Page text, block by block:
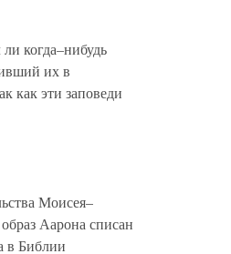
когда–нибудь
их в
как эти заповеди
Моисея–
Аарона списан
в Библии